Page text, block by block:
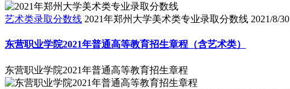
艺术类录取分数线 2021年郑州大学美术类专业录取分数线 2021/8/30
东营职业学院2021年普通高等教育招生章程（含艺术类）
东营职业学院2021年普通高等教育招生章程